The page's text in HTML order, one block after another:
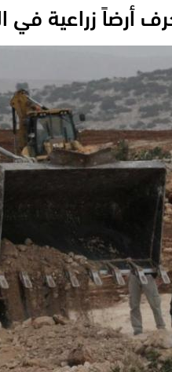
أرضاً زراعية